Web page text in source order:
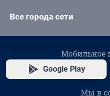
Все города сети
Мобильное
Google Play
Мы в